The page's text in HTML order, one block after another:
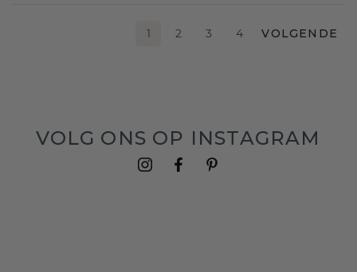
1 2 3 4 VOLGENDE
VOLG ONS OP INSTAGRAM